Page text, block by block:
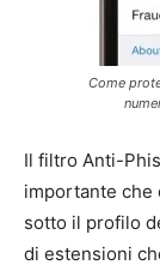
Come
Il filtro Anti-
importante che
sotto il profilo
di estensioni